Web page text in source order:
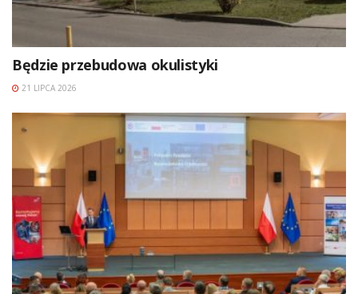
Będzie przebudowa okulistyki
21 LIPCA 2026